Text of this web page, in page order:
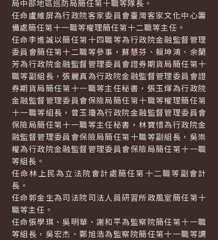
局中部地區巡防局簡任第十職等隊長。
任命盧維屏為行政院客家委員會臺灣客家文化中心籌
備處簡任第十一職等權理簡任第十二職等主任。
任命李進誠以簡任第十四職等為行政院金融監督管理
委員會簡任第十二職等參事，蘇慧芬、賴坤鴻、余蘭
芳為行政院金融監督管理委員會證券期貨局簡任第十
職等副組長，張麗真為行政院金融監督管理委員會證
券期貨局簡任第十一職等主任秘書，張玉煇為行政院
金融監督管理委員會保險局簡任第十職等權理簡任第
十一職等組長，曾玉瓊為行政院金融監督管理委員會
保險局簡任第十一職等主任秘書，林寶惜為行政院金
融監督管理委員會保險局簡任第十職等副組長，吳崇
權為行政院金融監督管理委員會保險局簡任第十一職
等組長。
任命林上民為立法院會計處簡任第十二職等副會計
長。
任命郭金生為司法院司法人員研習所政風室簡任第十
職等主任。
任命張學琪、吳明華、謝和平為監察院簡任第十一職
等組長，吳宏杰、鄭旭浩為監察院簡任第十一職等調